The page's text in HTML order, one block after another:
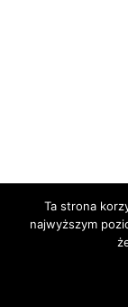
Ta strona
najwyższym